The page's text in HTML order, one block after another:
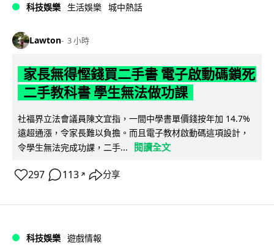
科技娛樂 生活娛樂 城中熱話
Lawton 3 小時
家長無得慳錢買二手書 電子啟動碼鎖死
二手教科書 學生無法做功課
社福界立法會議員陳文宜指，一間中學書單價錢按年加 14.7%
遠超通漲，令家長難以負擔。而且電子教材啟動碼這項設計，
令學生無法完成功課，二手...
閱讀全文
297 113 ↗ 分享
科技娛樂 遊戲情報